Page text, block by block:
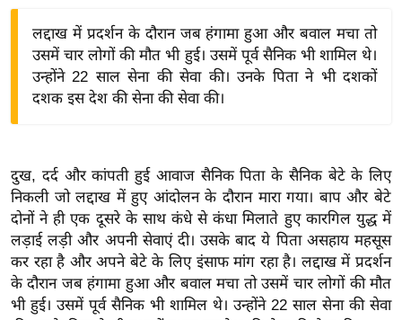
द्यो
त
वि
शे
ष
ज्ञ
रा
लद्दाख में प्रदर्शन के दौरान जब हंगामा हुआ और बवाल मचा तो
उसमें चार लोगों की मौत भी हुई। उसमें पूर्व सैनिक भी शामिल थे।
उन्होंने 22 साल सेना की सेवा की। उनके पिता ने भी दशकों
दशक इस देश की सेना की सेवा की।
दुख, दर्द और कांपती हुई आवाज सैनिक पिता के सैनिक बेटे के लिए
निकली जो लद्दाख में हुए आंदोलन के दौरान मारा गया। बाप और बेटे
दोनों ने ही एक दूसरे के साथ कंधे से कंधा मिलाते हुए कारगिल युद्ध में
लड़ाई लड़ी और अपनी सेवाएं दी। उसके बाद ये पिता असहाय महसूस
कर रहा है और अपने बेटे के लिए इंसाफ मांग रहा है। लद्दाख में प्रदर्शन
के दौरान जब हंगामा हुआ और बवाल मचा तो उसमें चार लोगों की मौत
भी हुई। उसमें पूर्व सैनिक भी शामिल थे। उन्होंने 22 साल सेना की सेवा